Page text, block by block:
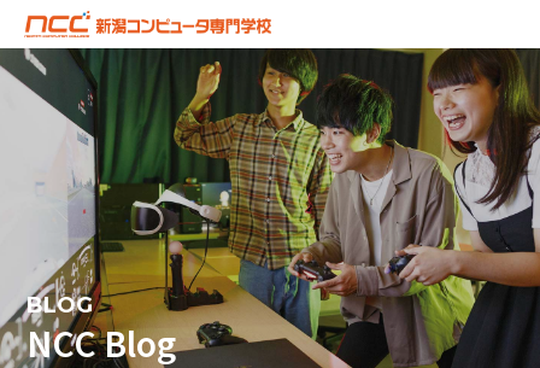
BLOG
NCC Blog